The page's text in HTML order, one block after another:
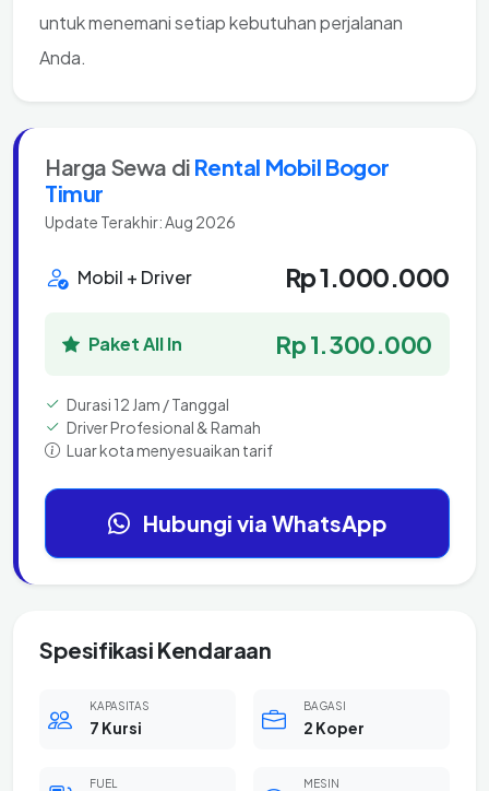
untuk menemani setiap kebutuhan perjalanan
Anda.
Harga Sewa di Rental Mobil Bogor
Timur
Update Terakhir: Aug 2026
Mobil + Driver Rp 1.000.000
Paket All In Rp 1.300.000
Durasi 12 Jam / Tanggal
Driver Profesional & Ramah
Luar kota menyesuaikan tarif
Hubungi via WhatsApp
Spesifikasi Kendaraan
KAPASITAS
7 Kursi
BAGASI
2 Koper
FUEL MESIN